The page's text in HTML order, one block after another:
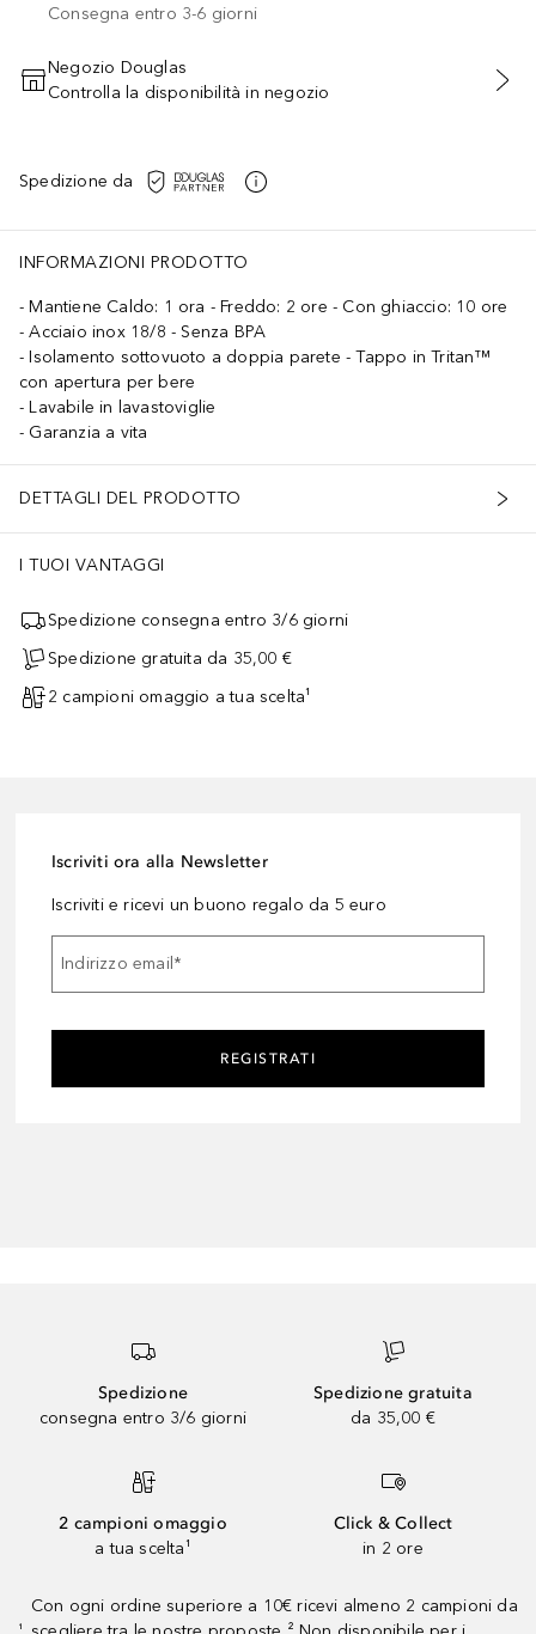
Consegna entro 3-6 giorni
AGGIUNGI AL CARRELLO
Negozio Douglas
Controlla la disponibilità in negozio
Spedizione da
INFORMAZIONI PRODOTTO
Mantiene Caldo: 1 ora - Freddo: 2 ore - Con ghiaccio: 10 ore
Acciaio inox 18/8 - Senza BPA
Isolamento sottovuoto a doppia parete - Tappo in Tritan™
con apertura per bere
Lavabile in lavastoviglie
Garanzia a vita
DETTAGLI DEL PRODOTTO
I TUOI VANTAGGI
Spedizione consegna entro 3/6 giorni
Spedizione gratuita da 35,00 €
2 campioni omaggio a tua scelta¹
Iscriviti ora alla Newsletter
Iscriviti e ricevi un buono regalo da 5 euro
Indirizzo email*
REGISTRATI
Spedizione
consegna entro 3/6 giorni
Spedizione gratuita
da 35,00 €
2 campioni omaggio
a tua scelta¹
Click & Collect
in 2 ore
Con ogni ordine superiore a 10€ ricevi almeno 2 campioni da